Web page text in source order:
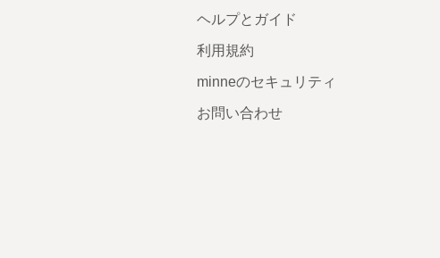
ヘルプとガイド
利用規約
minneのセキュリティ
お問い合わせ